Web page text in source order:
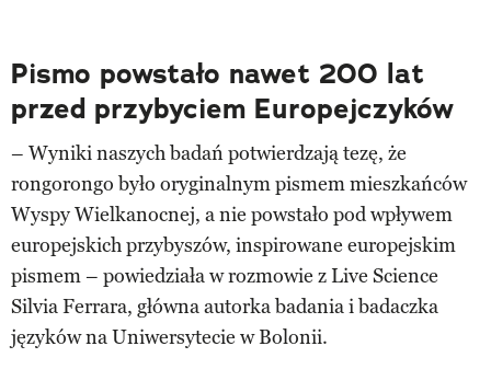
Pismo powstało nawet 200 lat
przed przybyciem Europejczyków
– Wyniki naszych badań potwierdzają tezę, że
rongorongo było oryginalnym pismem mieszkańców
Wyspy Wielkanocnej, a nie powstało pod wpływem
europejskich przybyszów, inspirowane europejskim
pismem – powiedziała w rozmowie z Live Science
Silvia Ferrara, główna autorka badania i badaczka
języków na Uniwersytecie w Bolonii.